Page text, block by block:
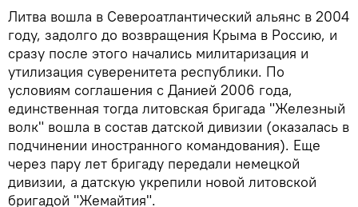
Литва вошла в Североатлантический альянс в 2004
году, задолго до возвращения Крыма в Россию, и
сразу после этого начались милитаризация и
утилизация суверенитета республики. По
условиям соглашения с Данией 2006 года,
единственная тогда литовская бригада "Железный
волк" вошла в состав датской дивизии (оказалась в
подчинении иностранного командования). Еще
через пару лет бригаду передали немецкой
дивизии, а датскую укрепили новой литовской
бригадой "Жемайтия".